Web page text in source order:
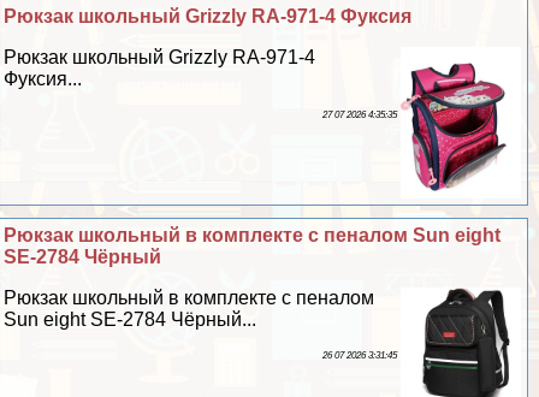
Рюкзак школьный Grizzly RA-971-4 Фуксия
Рюкзак школьный Grizzly RA-971-4
Фуксия...
27 07 2026 4:35:35
Рюкзак школьный в комплекте с пеналом Sun eight
SE-2784 Чёрный
Рюкзак школьный в комплекте с пеналом
Sun eight SE-2784 Чёрный...
26 07 2026 3:31:45